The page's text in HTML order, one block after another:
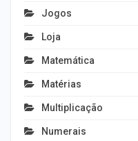
Jogos
Loja
Matemática
Matérias
Multiplicação
Numerais